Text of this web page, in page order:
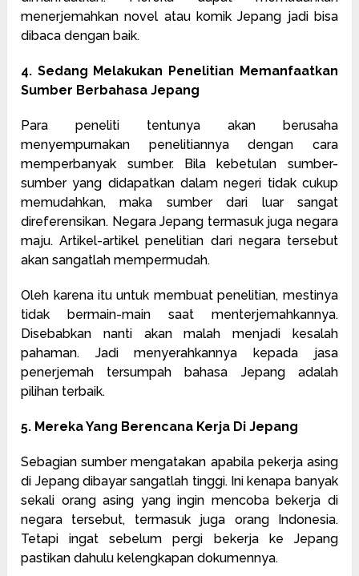
menerjemahkan novel atau komik Jepang jadi bisa
dibaca dengan baik.
4. Sedang Melakukan Penelitian Memanfaatkan
Sumber Berbahasa Jepang
Para peneliti tentunya akan berusaha
menyempurnakan penelitiannya dengan cara
memperbanyak sumber. Bila kebetulan sumber-
sumber yang didapatkan dalam negeri tidak cukup
memudahkan, maka sumber dari luar sangat
direferensikan. Negara Jepang termasuk juga negara
maju. Artikel-artikel penelitian dari negara tersebut
akan sangatlah mempermudah.
Oleh karena itu untuk membuat penelitian, mestinya
tidak bermain-main saat menterjemahkannya.
Disebabkan nanti akan malah menjadi kesalah
pahaman. Jadi menyerahkannya kepada jasa
penerjemah tersumpah bahasa Jepang adalah
pilihan terbaik.
5. Mereka Yang Berencana Kerja Di Jepang
Sebagian sumber mengatakan apabila pekerja asing
di Jepang dibayar sangatlah tinggi. Ini kenapa banyak
sekali orang asing yang ingin mencoba bekerja di
negara tersebut, termasuk juga orang Indonesia.
Tetapi ingat sebelum pergi bekerja ke Jepang
pastikan dahulu kelengkapan dokumennya.